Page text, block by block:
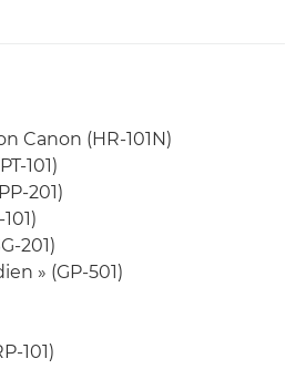
Canon (HR-101N)
101)
201)
201)
» (GP-501)
101)